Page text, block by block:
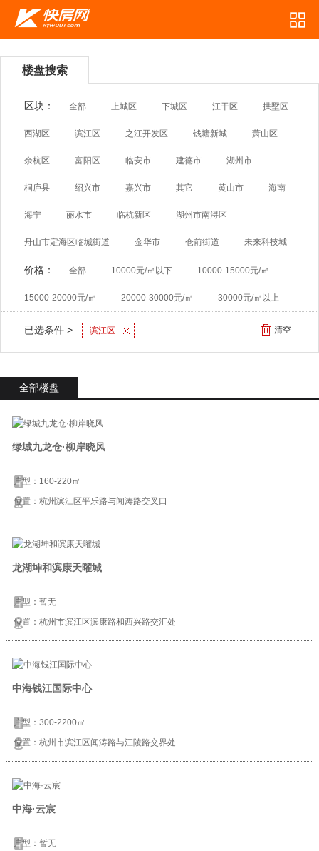
楼盘搜索
区块： 全部 上城区 下城区 江干区 拱墅区
西湖区 滨江区 之江开发区 钱塘新城 萧山区
余杭区 富阳区 临安市 建德市 湖州市
桐庐县 绍兴市 嘉兴市 其它 黄山市 海南
海宁 丽水市 临杭新区 湖州市南浔区
舟山市定海区临城街道 金华市 仓前街道 未来科技城
价格： 全部 10000元/㎡以下 10000-15000元/㎡
15000-20000元/㎡ 20000-30000元/㎡ 30000元/㎡以上
已选条件 > 滨江区 清空
全部楼盘
绿城九龙仓·柳岸晓风
户型：160-220㎡
位置：杭州滨江区平乐路与闻涛路交叉口
龙湖坤和滨康天曜城
户型：暂无
位置：杭州市滨江区滨康路和西兴路交汇处
中海钱江国际中心
户型：300-2200㎡
位置：杭州市滨江区闻涛路与江陵路交界处
中海·云宸
户型：暂无